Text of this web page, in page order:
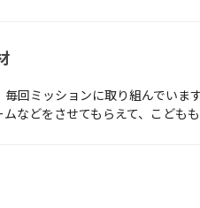
回ミッションに取り組んでいま
などをさせてもらえて、こどもも